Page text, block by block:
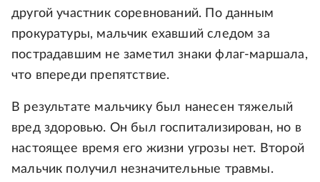
другой участник соревнований. По данным
прокуратуры, мальчик ехавший следом за
пострадавшим не заметил знаки флаг-маршала,
что впереди препятствие.
В результате мальчику был нанесен тяжелый
вред здоровью. Он был госпитализирован, но в
настоящее время его жизни угрозы нет. Второй
мальчик получил незначительные травмы.